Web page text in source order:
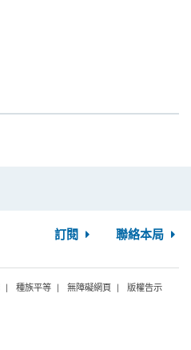
訂閱 聯絡本局
種族平等 無障礙網頁
版權告示